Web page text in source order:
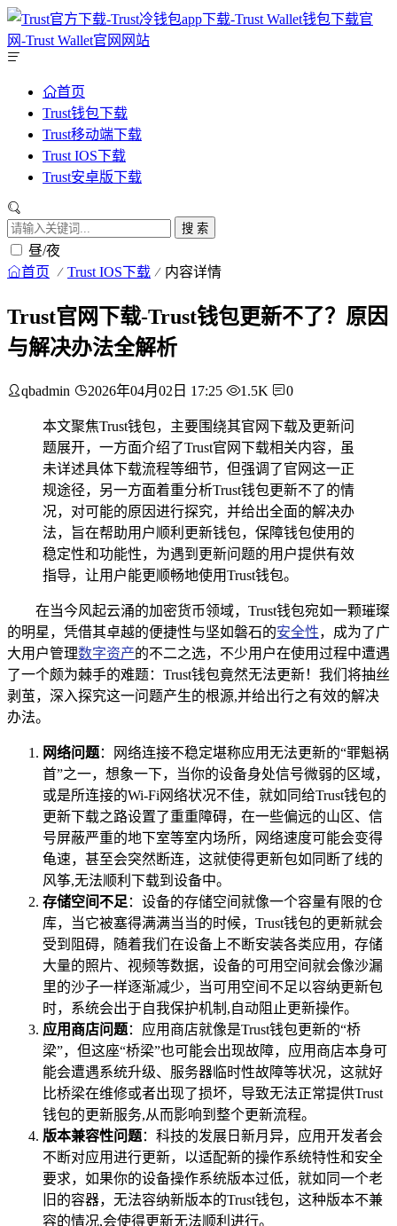
首页
Trust钱包下载
Trust移动端下载
Trust IOS下载
Trust安卓版下载
搜 索
昼/夜
首页 Trust IOS下载 内容详情
Trust官网下载-Trust钱包更新不了？原因
与解决办法全解析
qbadmin 2026年04月02日 17:25 1.5K 0
本文聚焦Trust钱包，主要围绕其官网下载及更新问
题展开，一方面介绍了Trust官网下载相关内容，虽
未详述具体下载流程等细节，但强调了官网这一正
规途径，另一方面着重分析Trust钱包更新不了的情
况，对可能的原因进行探究，并给出全面的解决办
法，旨在帮助用户顺利更新钱包，保障钱包使用的
稳定性和功能性，为遇到更新问题的用户提供有效
指导，让用户能更顺畅地使用Trust钱包。
在当今风起云涌的加密货币领域，Trust钱包宛如一颗璀璨
的明星，凭借其卓越的便捷性与坚如磐石的安全性，成为了广
大用户管理数字资产的不二之选，不少用户在使用过程中遭遇
了一个颇为棘手的难题：Trust钱包竟然无法更新！我们将抽丝
剥茧，深入探究这一问题产生的根源,并给出行之有效的解决
办法。
网络问题：网络连接不稳定堪称应用无法更新的“罪魁祸
首”之一，想象一下，当你的设备身处信号微弱的区域，
或是所连接的Wi-Fi网络状况不佳，就如同给Trust钱包的
更新下载之路设置了重重障碍，在一些偏远的山区、信
号屏蔽严重的地下室等室内场所，网络速度可能会变得
龟速，甚至会突然断连，这就使得更新包如同断了线的
风筝,无法顺利下载到设备中。
存储空间不足 ：设备的存储空间就像一个容量有限的仓
库，当它被塞得满满当当的时候，Trust钱包的更新就会
受到阻碍，随着我们在设备上不断安装各类应用，存储
大量的照片、视频等数据，设备的可用空间就会像沙漏
里的沙子一样逐渐减少，当可用空间不足以容纳更新包
时，系统会出于自我保护机制,自动阻止更新操作。
应用商店问题：应用商店就像是Trust钱包更新的“桥
梁”，但这座“桥梁”也可能会出现故障，应用商店本身可
能会遭遇系统升级、服务器临时性故障等状况，这就好
比桥梁在维修或者出现了损坏，导致无法正常提供Trust
钱包的更新服务,从而影响到整个更新流程。
版本兼容性问题：科技的发展日新月异，应用开发者会
不断对应用进行更新，以适配新的操作系统特性和安全
要求，如果你的设备操作系统版本过低，就如同一个老
旧的容器，无法容纳新版本的Trust钱包，这种版本不兼
容的情况,会使得更新无法顺利进行。